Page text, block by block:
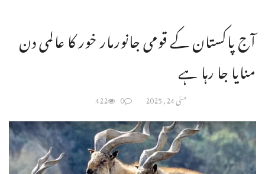
آج پاکستان کے قومی جانورمار خور کا عالمی دن
منایا جا رہا ہے
مئی 24, 2025 0
422